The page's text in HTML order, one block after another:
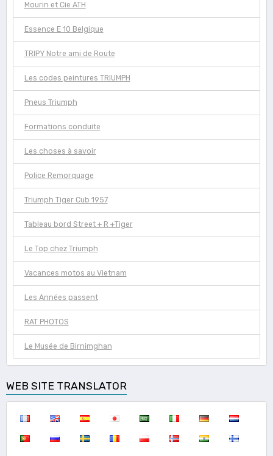
Mourin et Cie ATH
Essence E 10 Belgique
TRIPY Notre ami de Route
Les codes peintures TRIUMPH
Pneus Triumph
Formations conduite
Les choses à savoir
Police Remorquage
Triumph Tiger Cub 1957
Tableau bord Street + R +Tiger
Le Top chez Triumph
Vacances motos au Vietnam
Les Années passent
RAT PHOTOS
Le Musée de Birnimghan
WEB SITE TRANSLATOR